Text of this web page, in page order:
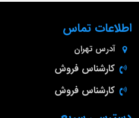
اطلاعات تماس
آدرس تهران
کارشناس فروش
کارشناس فروش